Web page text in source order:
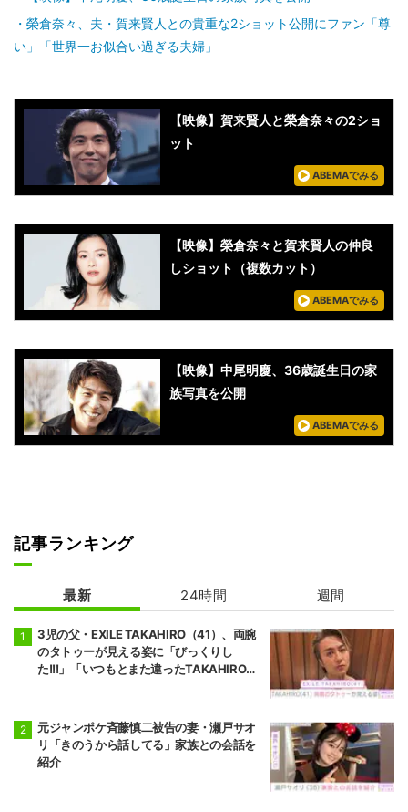
榮倉奈々、夫・賀来賢人との貴重な2ショット公開にファン「尊
い」「世界一お似合い過ぎる夫婦」
【映像】賀来賢人と榮倉奈々の2ショ
ット
ABEMAでみる
【映像】榮倉奈々と賀来賢人の仲良
しショット（複数カット）
ABEMAでみる
【映像】中尾明慶、36歳誕生日の家
族写真を公開
ABEMAでみる
記事ランキング
最新 24時間 週間
3児の父・EXILE TAKAHIRO（41）、両腕
のタトゥーが見える姿に「びっくりし
た!!!」「いつもとまた違ったTAKAHIROさ
元ジャンポケ斉藤慎二被告の妻・瀬戸サオ
リ「きのうから話してる」家族との会話を
紹介